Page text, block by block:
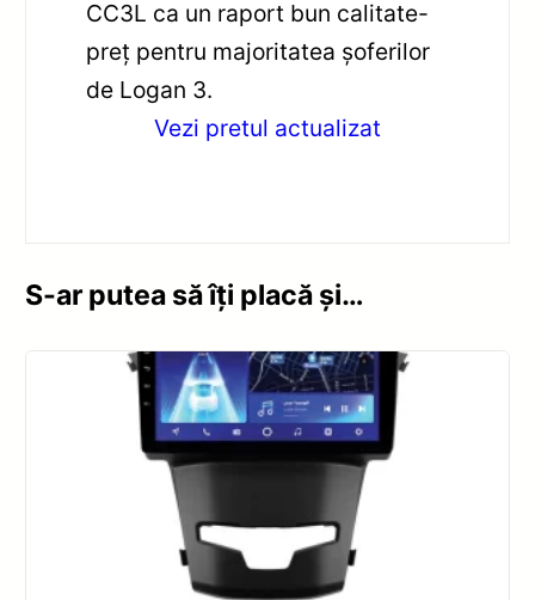
CC3L ca un raport bun calitate-
preț pentru majoritatea șoferilor
de Logan 3.
Vezi pretul actualizat
S-ar putea să îți placă și…